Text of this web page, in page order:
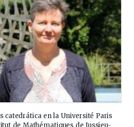
catedrática en la Université Paris
de Mathématiques de Jussieu-